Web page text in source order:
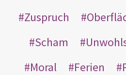
Zuspruch
Scham
Moral
Ferien